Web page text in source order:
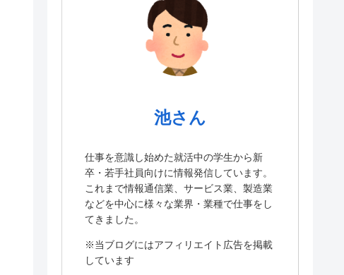
池さん
仕事を意識し始めた就活中の学生から新
卒・若手社員向けに情報発信しています。
これまで情報通信業、サービス業、製造業
などを中心に様々な業界・業種で仕事をし
てきました。
※当ブログにはアフィリエイト広告を掲載
しています